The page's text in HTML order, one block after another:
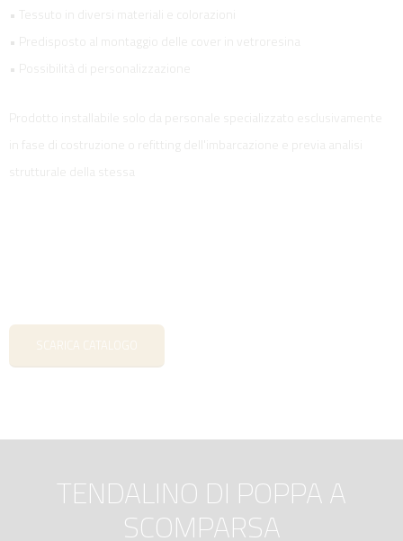
• Tessuto in diversi materiali e colorazioni
• Predisposto al montaggio delle cover in vetroresina
• Possibilità di personalizzazione
Prodotto installabile solo da personale specializzato esclusivamente
in fase di costruzione o refitting dell'imbarcazione e previa analisi
strutturale della stessa
SCARICA CATALOGO
TENDALINO DI POPPA A
SCOMPARSA